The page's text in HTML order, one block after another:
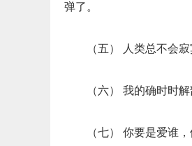
弹了。
（五） 人类总不会
（六） 我的确时时
（七） 你要是爱谁